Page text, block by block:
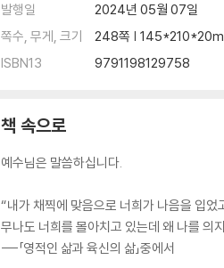
38. 너는 이제 어린 아이 신앙이 아니란다
39. 위대하신 주님의 능력
40. 지옥의 터널을 지나
43. 자살한 자가 가는 지옥
45. 주님의 위대하심
47. 사람을 축복하고 감사하라
48. 영 분별 (혼의 논리)
49. 매일 같이 강단에서 엎드려라
발행일
2024년 05월 07일
쪽수, 무게, 크기
248쪽 |
ISBN13
9791198129758
책 속으로
예수님은 말씀하십니다.
“내가 채찍에 맞음으로 너희가 나음을 입
무나도 너희를 몰아치고 있는데 왜 나를 의
---「영적인 삶과 육신의 삶」중에서